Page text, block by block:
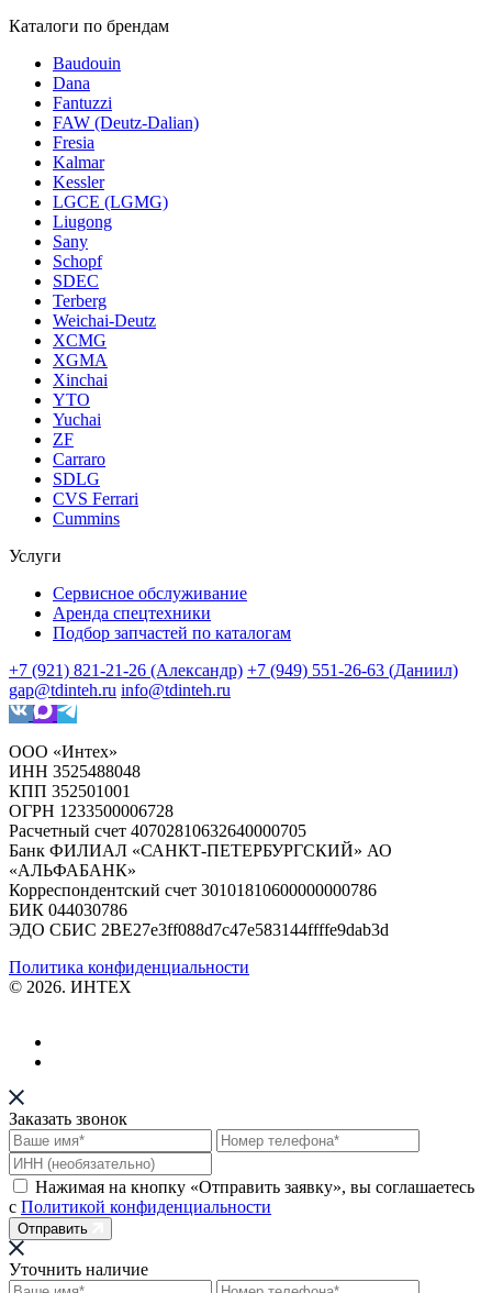
Каталоги по брендам
Baudouin
Dana
Fantuzzi
FAW (Deutz-Dalian)
Fresia
Kalmar
Kessler
LGCE (LGMG)
Liugong
Sany
Schopf
SDEC
Terberg
Weichai-Deutz
XCMG
XGMA
Xinchai
YTO
Yuchai
ZF
Carraro
SDLG
CVS Ferrari
Cummins
Услуги
Сервисное обслуживание
Аренда спецтехники
Подбор запчастей по каталогам
+7 (921) 821-21-26 (Александр) +7 (949) 551-26-63 (Даниил)
gap@tdinteh.ru info@tdinteh.ru
ООО «Интех»
ИНН 3525488048
КПП 352501001
ОГРН 1233500006728
Расчетный счет 40702810632640000705
Банк ФИЛИАЛ «САНКТ-ПЕТЕРБУРГСКИЙ» АО
«АЛЬФАБАНК»
Корреспондентский счет 30101810600000000786
БИК 044030786
ЭДО СБИС 2BE27e3ff088d7c47e583144ffffe9dab3d
Политика конфиденциальности
© 2026. ИНТЕХ
Заказать звонок
Нажимая на кнопку «Отправить заявку», вы соглашаетесь
с Политикой конфиденциальности
Отправить
Уточнить наличие